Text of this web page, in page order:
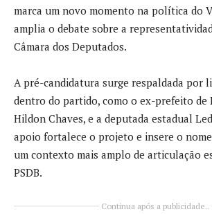
marca um novo momento na política do
amplia o debate sobre a
Câmara dos Deputados.
A pré-candidatura surge respaldada por
dentro do partido, como o ex-prefeito de
Hildon Chaves, e a deputada estadual
apoio fortalece o projeto e insere o
um contexto mais amplo de articulação
PSDB.
Continua após a publicidade..